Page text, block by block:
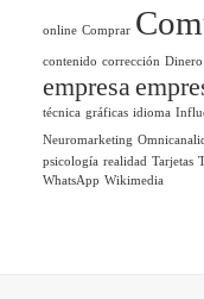
online Comprar
contenido corrección Dinero
empresa
técnica gráficas idioma
Neuromarketing
psicología realidad Tarjetas
WhatsApp Wikimedia